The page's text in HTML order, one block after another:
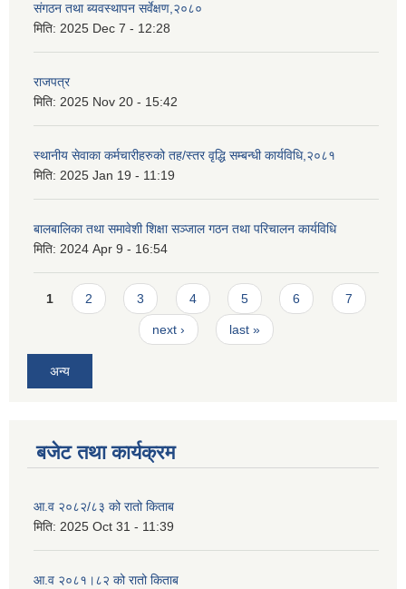
संगठन तथा ब्यवस्थापन सर्वेक्षण,२०८०
मिति: 2025 Dec 7 - 12:28
राजपत्र
मिति: 2025 Nov 20 - 15:42
स्थानीय सेवाका कर्मचारीहरुको तह/स्तर वृद्धि सम्बन्धी कार्यविधि,२०८१
मिति: 2025 Jan 19 - 11:19
बालबालिका तथा समावेशी शिक्षा सञ्जाल गठन तथा परिचालन कार्यविधि
मिति: 2024 Apr 9 - 16:54
Pages
1 2 3 4 5 6 7
next › last »
अन्य
बजेट तथा कार्यक्रम
आ.व २०८२/८३ को रातो किताब
मिति: 2025 Oct 31 - 11:39
आ.व २०८१।८२ को रातो किताब